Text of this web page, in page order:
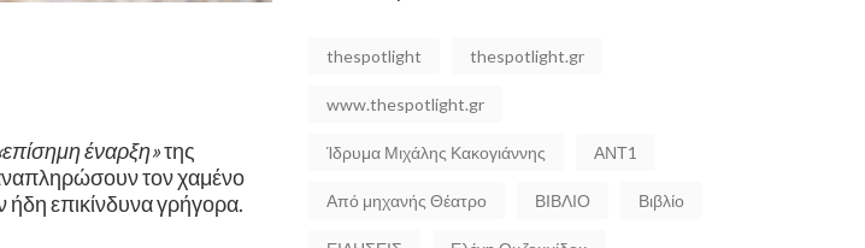
έναρξη»της
αναπληρώσουν τον χαμένο
ήδη επικίνδυνα γρήγορα.
thespotlight thespotlight.gr
www.thespotlight.gr
Ίδρυμα Μιχάλης Κακογιάννης ΑΝΤ1
Από μηχανής Θέατρο ΒΙΒΛΙΟ Βιβλίο